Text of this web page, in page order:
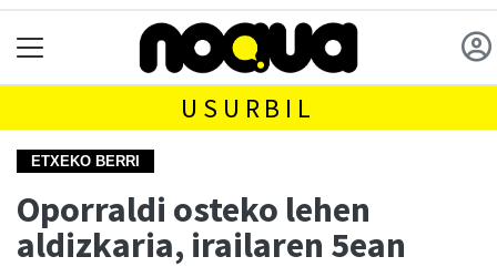
USURBIL
ETXEKO BERRI
Oporraldi osteko lehen
aldizkaria, irailaren 5ean